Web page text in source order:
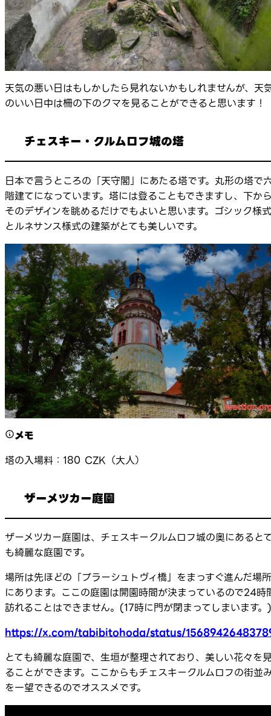
天気の悪い日はもしかしたら見れないかもしれませんが、天
のいい日中は柵の下のクマを見ることができると思います！
チェスキー・クルムロフ城の塔
日本で言うところの「天守閣」にあたる塔です。丸形の塔で
階建てになっています。塔には登ることもできますし、下か
そのデザインを眺めるだけでもよいと思います。ゴシック様式
とルネサンス様式の建築がとても美しいです。
メモ
塔の入場料：180 CZK（大人）
ザーメツカー庭園
ザーメツカー庭園は、チェスキークルムロフ城の奥にあると
も綺麗な庭園です。
場所は先ほどの「プラーシュトヴィ橋」をまっすぐ進んだ場所
にあります。ここの庭園は開園時間が決まっているので24時
訪れることはできません。(17時に門が閉まってしまいます。)
https://x.com/tabibitohoda/status/
とても綺麗な庭園で、生垣が整理されており、美しい花々を
ることができます。ここからもチェスキークルムロフの街並
を一望できるのでオススメです。